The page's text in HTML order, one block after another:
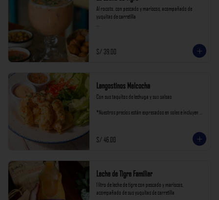
Al rocoto, con pescado y mariscos, acompañado de
yuquitas de carretilla
S/ 39.00
Langostinos Melcocha
Con sus taquitos de lechuga y sus salsas
*Nuestros precios están expresados en soles e incluyen
S/ 46.00
Leche de Tigre Familiar
1 litro de leche de tigre con pescado y mariscos,
acompañado de sus yuquitas de carretilla